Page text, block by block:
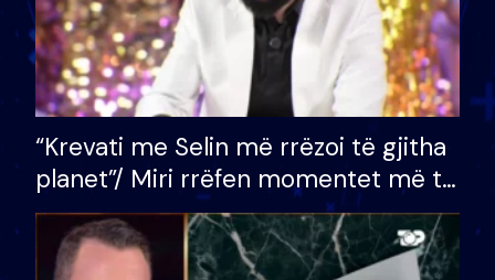
“Krevati me Selin më rrëzoi të gjitha
planet”/ Miri rrëfen momentet më të
bukura në shtëpinë e BB VIP: Do më
mungojë zilja e mëngjesit kur…